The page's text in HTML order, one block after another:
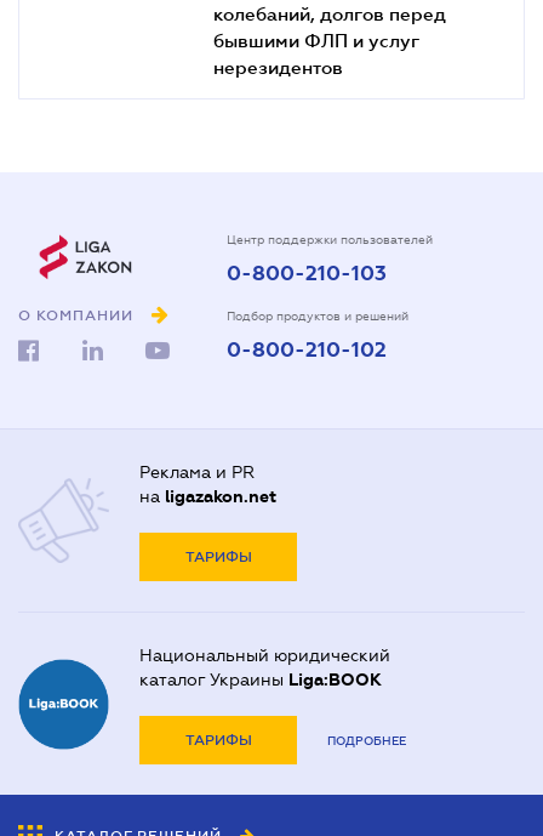
колебаний, долгов перед
бывшими ФЛП и услуг
нерезидентов
О КОМПАНИИ
Центр поддержки пользователей
0-800-210-103
Подбор продуктов и решений
0-800-210-102
Реклама и PR
на ligazakon.net
ТАРИФЫ
Национальный юридический
каталог Украины Liga:BOOK
ТАРИФЫ ПОДРОБНЕЕ